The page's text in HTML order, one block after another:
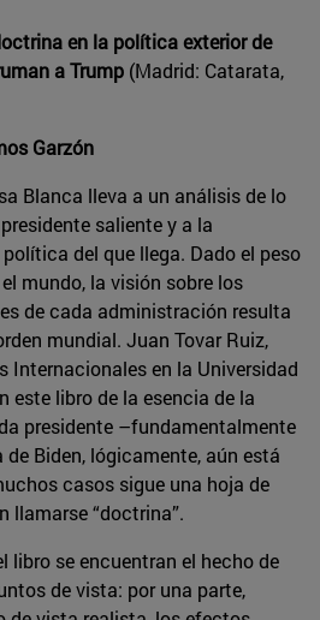
en la política exterior de
a Trump (Madrid: Catarata,
Garzón
Blanca lleva a un análisis de lo
saliente y a la
del que llega. Dado el peso
mundo, la visión sobre los
de cada administración resulta
mundial. Juan Tovar Ruiz,
Internacionales en la Universidad
este libro de la esencia de la
presidente –fundamentalmente
de Biden, lógicamente, aún está
casos sigue una hoja de
llamarse “doctrina”.
libro se encuentran el hecho de
de vista: por una parte,